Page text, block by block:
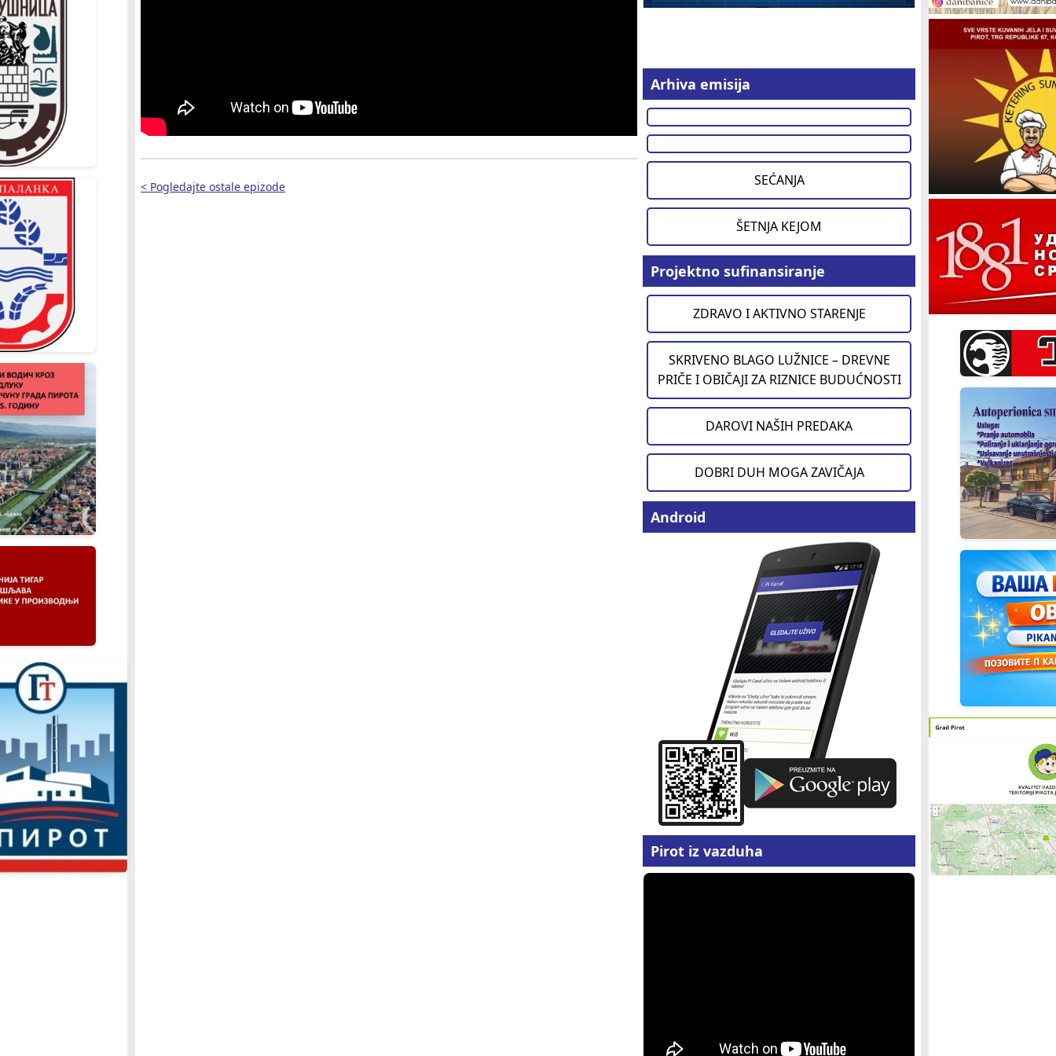
< Pogledajte ostale epizode
Arhiva emisija
SEĆANJA
ŠETNJA KEJOM
Projektno sufinansiranje
ZDRAVO I AKTIVNO STARENJE
SKRIVENO BLAGO LUŽNICE – DREVNE
PRIČE I OBIČAJI ZA RIZNICE BUDUĆNOSTI
DAROVI NAŠIH PREDAKA
DOBRI DUH MOGA ZAVIČAJA
Android
Pirot iz vazduha